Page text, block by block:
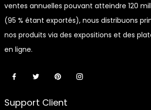
ventes annuelles pouvant atteindre 120
(95 % étant exportés), nous distribuons
nos produits via des expositions et des
en ligne.
Support Client